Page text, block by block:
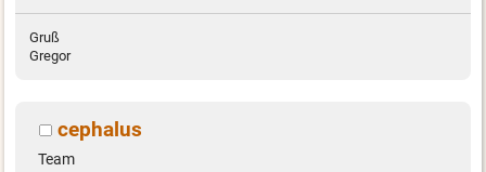
Gruß
Gregor
cephalus
Team